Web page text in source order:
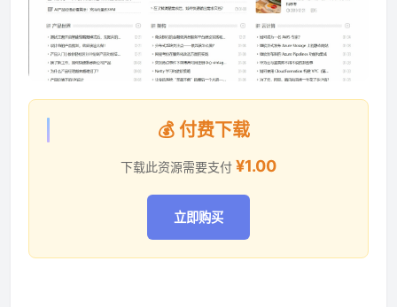
💰 付费下载
下载此资源需要支付 ¥1.00
立即购买